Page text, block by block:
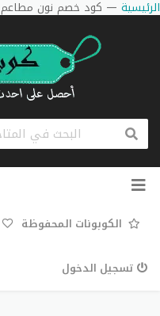
الرئيسية — كود خصم نون مطاعم
تخطي
الكوبونات المحفوظة
تسجيل الدخول